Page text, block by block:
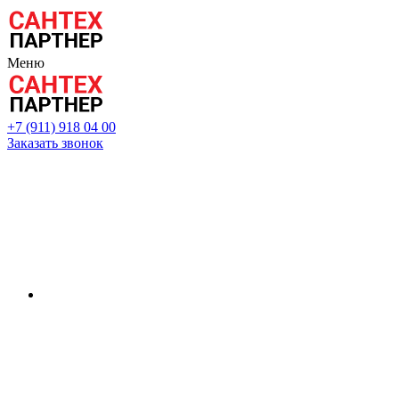
Меню
+7 (911) 918 04 00
Заказать звонок